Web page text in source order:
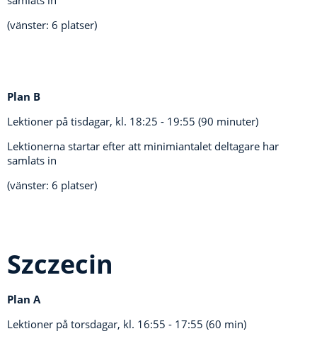
(vänster: 6 platser)
Plan B
Lektioner på tisdagar, kl. 18:25 - 19:55 (90 minuter)
Lektionerna startar efter att minimiantalet deltagare har
samlats in
(vänster: 6 platser)
Szczecin
Plan A
Lektioner på torsdagar, kl. 16:55 - 17:55 (60 min)